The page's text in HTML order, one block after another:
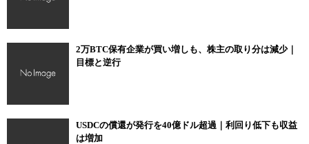
2万BTC保有企業が買い増しも、株主の取り分は減少｜
目標と逆行
USDCの償還が発行を40億ドル超過｜利回り低下も収益
は増加